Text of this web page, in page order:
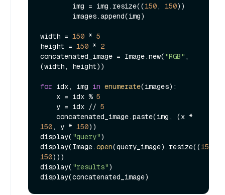
        img = img.resize((
150, 150))
width = 150 * 5
height = 150 * 2
concatenated_image = Image.new( "RGB" ,
(width, height))
for idx, img in enumerate(images):
    x = idx %
5
    y = idx //
5
150, y * 150))
display( "query")
display(Image.open(query_image).resize((150
150)))
display( "results")